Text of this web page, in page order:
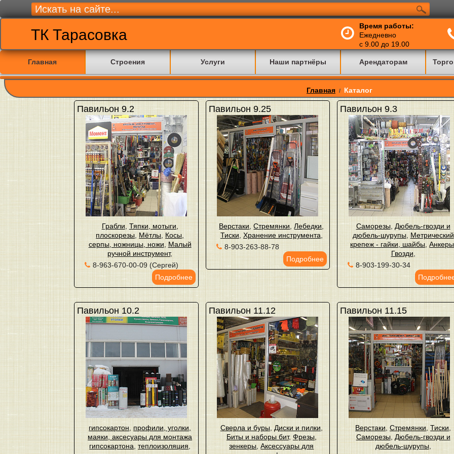
ТК Тарасовка
Время работы:
Ежедневно
с 9.00 до 19.00
Главная Строения Услуги Наши партнёры Арендаторам
Главная / Каталог
Павильон 9.2
Грабли Тяпки, мотыги,
плоскорезы Мётлы Косы,
серпы, ножницы, ножи
Малый
ручной инструмент,
8-963-670-00-09 (Сергей)
Подробнее
Павильон 9.25
Верстаки ,Стремянки ,Лебедки
Тиски Хранение инструмента
8-903-263-88-78
Подробнее
Павильон 9.3
Саморезы, Дюбель-гвозди и
дюбель-шурупы, Метрический
крепеж - гайки, шайбы ,Анкеры
Гвозди
8-903-199-30-34
Павильон 10.2
гипсокартон
профили, уголки,
маяки, аксесуары для монтажа
гипсокартона ,теплоизоляция
Павильон 11.12
Сверла и буры, Диски и пилки
Биты и наборы бит, Фрезы,
зенкеры ,Аксессуары для
Павильон 11.15
Верстаки ,Стремянки ,Тиски
Саморезы, Дюбель-гвозди и
дюбель-шурупы,